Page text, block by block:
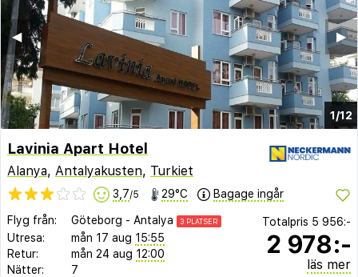
1/12
▶︎
◀︎
Lavinia Apart Hotel
Alanya, Antalyakusten, Turkiet
3,7/5 29°C Bagage ingår
Flyg från: Göteborg - Antalya 3 PLATSER
Utresa: mån 17 aug 15:55
Retur:
mån 24 aug 12:00
Nätter:
7
Totalpris 5 956:-
2 978:-
läs mer